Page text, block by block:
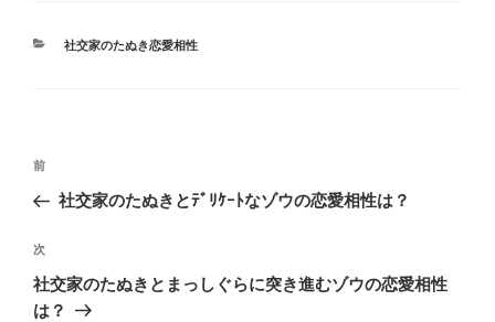
カ
社交家のたぬき恋愛相性
投
ナ
ビ
ゲ
ー
前
の
稿
前
社交家のたぬきとﾃﾞﾘｹｰﾄなゾウの恋愛相性は？
次
の
投
次
社交家のたぬきとまっしぐらに突き進むゾウの恋愛相性
は？